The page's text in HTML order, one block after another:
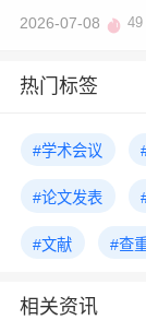
2026-07-08 49
热门标签
#学术会议
#论文发表
#文献 #查
相关资讯